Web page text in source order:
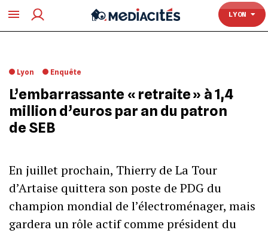
LYON
TOULOUSE
Lyon Enquête
L’embarrassante « retraite » à 1,4
million d’euros par an du patron
de SEB
En juillet prochain, Thierry de La Tour
d’Artaise quittera son poste de PDG du
champion mondial de l’électroménager, mais
gardera un rôle actif comme président du